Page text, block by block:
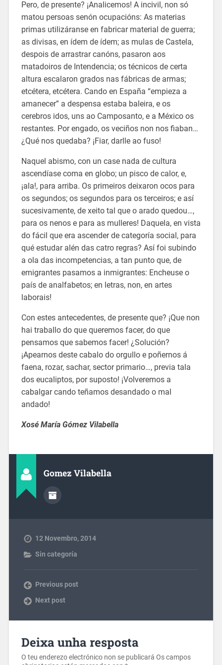
Pero, de presente? ¡Analicemos! A incivil, non só
matou persoas senón ocupacións: As materias
primas utilizáranse en fabricar material de guerra;
as divisas, en ídem de ídem; as mulas de Castela,
despois de arrastrar canóns, pasaron aos
matadoiros de Intendencia; os técnicos de certa
altura escalaron grados nas fábricas de armas;
etcétera, etcétera. Cando en España “empieza a
amanecer” a despensa estaba baleira, e os
cerebros idos, uns ao Camposanto, e a México os
restantes. Por engado, os veciños non nos fiaban…
¿Qué nos quedaba? ¡Fiar, darlle ao fuso!
Naquel abismo, con un case nada de cultura
ascendíase coma en globo; un pisco de calor, e,
¡ala!, para arriba. Os primeiros deixaron ocos para
os segundos; os segundos para os terceiros; e así
sucesivamente, de xeito tal que o arado quedou…,
para os nenos e para as mulleres! Daquela, en vista
do fácil que era ascender de categoría social, para
qué estudar alén das catro regras? Así foi subindo
a ola das incompetencias, a tan punto que, de
emigrantes pasamos a inmigrantes: Encheuse o
país de analfabetos; en letras, non, en artes
laborais!
Con estes antecedentes, de presente que? ¡Que non
hai traballo do que queremos facer, do que
pensamos que sabemos facer! ¿Solución?
¡Apearnos deste cabalo do orgullo e poñernos á
faena, rozar, sachar, sector primario…, previa tala
dos eucaliptos, por suposto! ¡Volveremos a
cabalgar cando teñamos desandado o mal
andado!
Xosé María Gómez Vilabella
Gomez Vilabella
12 Novembro, 2014
Sin categoría
Previous post
Next post
Deixa unha resposta
O teu enderezo electrónico non se publicará Os campos